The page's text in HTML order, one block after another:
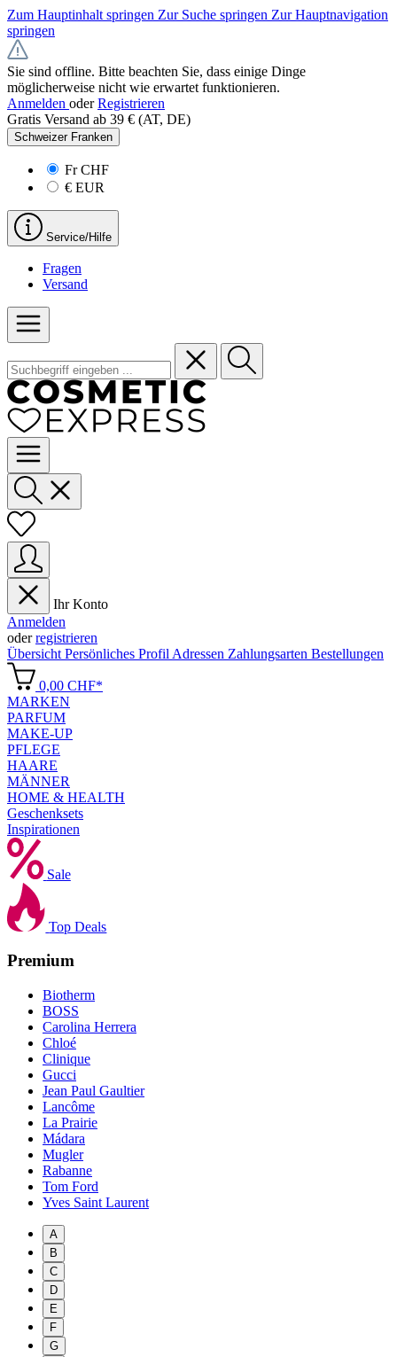
Zum Hauptinhalt springen Zur Suche springen Zur Hauptnavigation
springen
Sie sind offline. Bitte beachten Sie, dass einige Dinge
möglicherweise nicht wie erwartet funktionieren.
Anmelden oder Registrieren
Gratis Versand ab 39 € (AT, DE)
Schweizer Franken
FrCHF
€ EUR
Service/Hilfe
Fragen
Versand
Ihr Konto
Anmelden
oderregistrieren
Übersicht Persönliches Profil Adressen Zahlungsarten Bestellungen
0,00 CHF*
MARKEN
PARFUM
MAKE-UP
PFLEGE
HAARE
MÄNNER
HOME & HEALTH
Geschenksets
Inspirationen
Sale
Top Deals
Premium
Biotherm
BOSS
Carolina Herrera
Chloé
Clinique
Gucci
Jean Paul Gaultier
Lancôme
La Prairie
Mádara
Mugler
Rabanne
Tom Ford
Yves Saint Laurent
A
B
C
D
E
F
G